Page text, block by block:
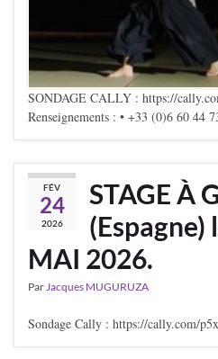
SONDAGE CALLY : https://
Renseignements : • +33 (0)6 60 44
FÉV
24
2026
STAGE À
(Espagne)
MAI 2026.
Par Jacques MUGURUZA
Sondage Cally : https://cally.com/